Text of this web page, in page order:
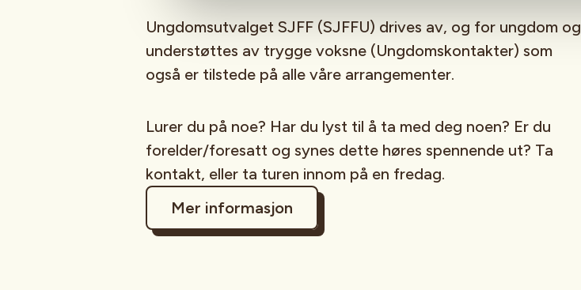
Ungdomsutvalget SJFF (SJFFU) drives av, og for ungdom og
understøttes av trygge voksne (Ungdomskontakter) som
også er tilstede på alle våre arrangementer.
Lurer du på noe? Har du lyst til å ta med deg noen? Er du
forelder/foresatt og synes dette høres spennende ut? Ta
kontakt, eller ta turen innom på en fredag.
Mer informasjon